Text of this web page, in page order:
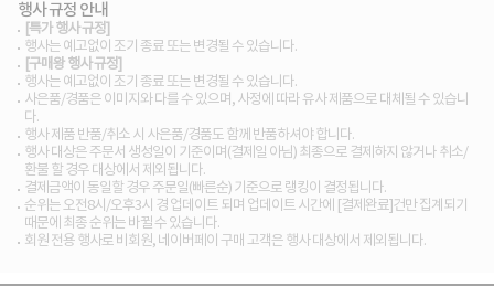
행사 규정 안내
[특가 행사 규정]
행사는 예고없이 조기 종료 또는 변경될 수 있습니다.
[구매왕 행사 규정]
행사는 예고없이 조기 종료 또는 변경될 수 있습니다.
사은품/경품은 이미지와 다를 수 있으며, 사정에 따라 유사 제품으로 대체될 수 있습니
다.
행사 제품 반품/취소 시 사은품/경품도 함께 반품하셔야 합니다.
행사 대상은 주문서 생성일이 기준이며(결제일 아님) 최종으로 결제하지 않거나 취소/
환불 할 경우 대상에서 제외됩니다.
결제금액이 동일할 경우 주문일(빠른순) 기준으로 랭킹이 결정됩니다.
순위는 오전8시/오후3시 경 업데이트 되며 업데이트 시간에 [결제완료]건만 집계되기
때문에 최종 순위는 바뀔 수 있습니다.
회원 전용 행사로 비회원, 네이버페이 구매 고객은 행사 대상에서 제외됩니다.